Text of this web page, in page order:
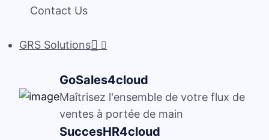
Contact Us
GRS Solutions
GoSales4cloud
Maîtrisez l'ensemble de votre flux de
ventes à portée de main
SuccesHR4cloud